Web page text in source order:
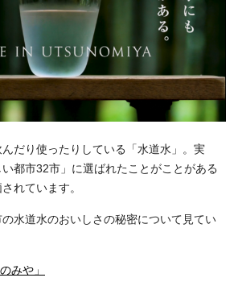
だり使ったりしている「水道水」。実
都市32市」に選ばれたことがことがある
れています。
水道水のおいしさの秘密について見てい
みや」